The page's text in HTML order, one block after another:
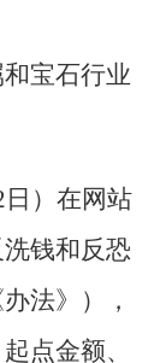
宝石行业
）在网站
钱和反恐
法》），
点金额、